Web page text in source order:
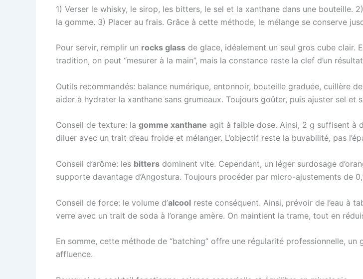
1) Verser le whisky, le sirop, les bitters, le sel et la xanthane dans une bouteille.
la gomme. 3) Placer au frais. Grâce à cette méthode, le mélange se conserve
Pour servir, remplir un rocks glass de glace, idéalement un seul gros cube clair.
tradition, on peut “mesurer à la main”, mais la constance reste la clef d’un
Outils recommandés: balance numérique, entonnoir, bouteille graduée, cuillère
aider à hydrater la xanthane sans grumeaux. Toujours goûter, puis ajuster sel et
Conseil de texture: la gomme xanthane agit à faible dose. Ainsi, 2 g suffisent à
diluer avec un trait d’eau froide et mélanger. L’objectif reste la buvabilité, pas
Conseil d’arôme: les bitters dominent vite. Cependant, un léger surdosage
supporte davantage d’Angostura. Toujours procéder par micro-ajustements de
Conseil de force: le volume d’alcool reste conséquent. Ainsi, prévoir de l’eau à
verre avec un trait de soda à l’orange amère. On maintient la trame, tout en
En somme, cette méthode de “batching” offre une régularité professionnelle,
affluence.